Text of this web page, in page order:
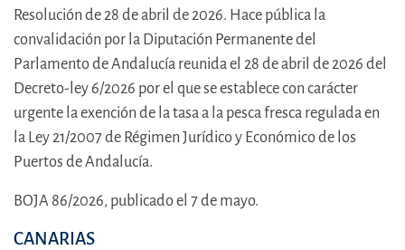
Resolución de 28 de abril de 2026. Hace pública la
convalidación por la Diputación Permanente del
Parlamento de Andalucía reunida el 28 de abril de 2026 del
Decreto-ley 6/2026 por el que se establece con carácter
urgente la exención de la tasa a la pesca fresca regulada en
la Ley 21/2007 de Régimen Jurídico y Económico de los
Puertos de Andalucía.
BOJA 86/2026, publicado el 7 de mayo.
CANARIAS